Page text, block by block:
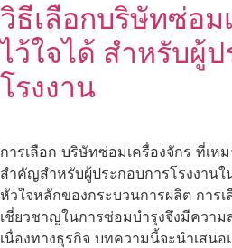
วิธีเลือกบริษัทซ่อม
ไว้ใจได้ สำหรับผู้
โรงงาน
การเลือก บริษัทซ่อมเครื่องจักร ที่เห
สำคัญสำหรับผู้ประกอบการโรงงานใ
หัวใจหลักของกระบวนการผลิต การ
เชี่ยวชาญในการซ่อมบำรุงจึงมีควา
เนื่องทางธุรกิจ บทความนี้จะนำเสน